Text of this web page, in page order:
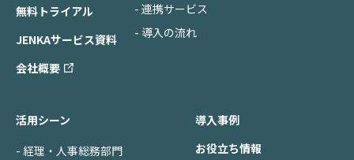
無料トライアル
JENKAサービス資料
会社概要
- 連携サービス
- 導入の流れ
活用シーン
- 経理・人事総務部門
導入事例
お役立ち情報